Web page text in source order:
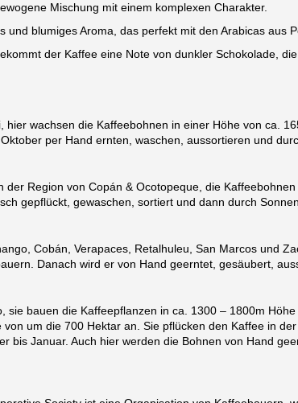
Mischung mit einem komplexen Charakter.
blumiges Aroma, das perfekt mit den Arabicas aus
der Kaffee eine Note von dunkler Schokolade,
hier wachsen die Kaffeebohnen in einer Höhe von ca.
per Hand ernten, waschen, aussortieren und
der Region von Copán & Ocotopeque, die
gepflückt, gewaschen, sortiert und dann durch
Cobán, Verapaces, Retalhuleu, San Marcos und
Danach wird er von Hand geerntet, gesäubert,
sie bauen die Kaffeepflanzen in ca. 1300 – 1800m
um die 700 Hektar an. Sie pflücken den Kaffee in
bis Januar. Auch hier werden die Bohnen von Hand